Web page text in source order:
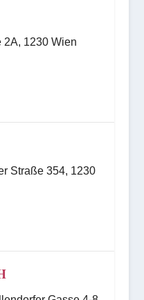
2A, 1230 Wien
Straße 354, 1230